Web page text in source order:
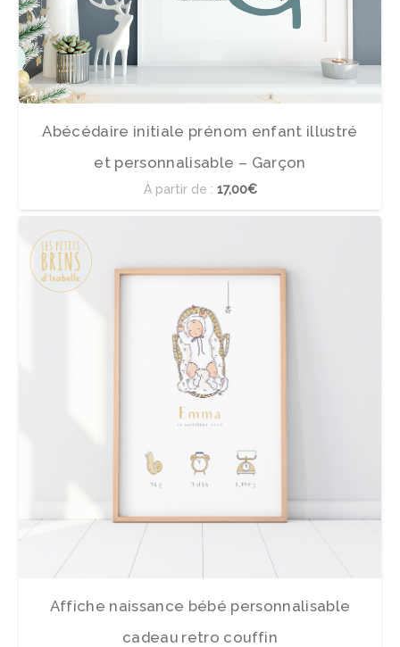
Abécédaire initiale prénom enfant illustré
et personnalisable – Garçon
À partir de : 17,00€
Affiche naissance bébé personnalisable
cadeau retro couffin